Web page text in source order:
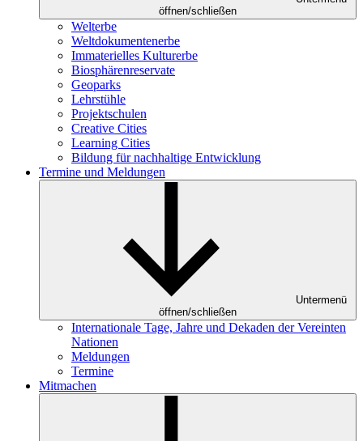
öffnen/schließen
Welterbe
Weltdokumentenerbe
Immaterielles Kulturerbe
Biosphärenreservate
Geoparks
Lehrstühle
Projektschulen
Creative Cities
Learning Cities
Bildung für nachhaltige Entwicklung
Termine und Meldungen
Untermenü
öffnen/schließen
Internationale Tage, Jahre und Dekaden der Vereinten
Nationen
Meldungen
Termine
Mitmachen